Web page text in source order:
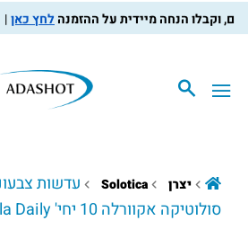
לחץ כאן
יצרן Solotica
עדשות
סולוטיקה אקוורלה 10 יחי' Solotica Aquarella Daily